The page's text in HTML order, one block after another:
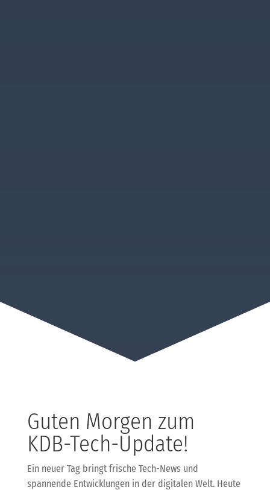
Guten Morgen zum
KDB-Tech-Update!
Ein neuer Tag bringt frische Tech-News und
spannende Entwicklungen in der digitalen Welt. Heute